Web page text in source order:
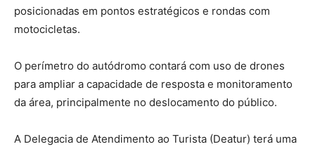
posicionadas em pontos estratégicos e rondas com
motocicletas.
O perímetro do autódromo contará com uso de drones
para ampliar a capacidade de resposta e monitoramento
da área, principalmente no deslocamento do público.
A Delegacia de Atendimento ao Turista (Deatur) terá uma